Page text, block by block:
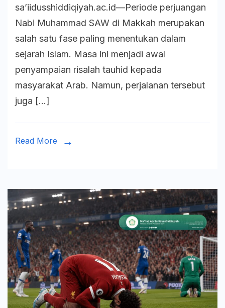
Darun
sa’iidusshiddiqiyah.ac.id—Periode perjuangan
Nabi Muhammad SAW di Makkah merupakan
salah satu fase paling menentukan dalam
sejarah Islam. Masa ini menjadi awal
penyampaian risalah tauhid kepada
masyarakat Arab. Namun, perjalanan tersebut
juga […]
Read More